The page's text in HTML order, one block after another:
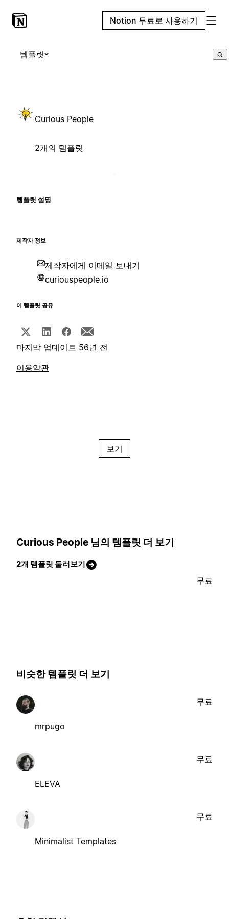
Notion 무료로 사용하기
템플릿
Curious People
2개의 템플릿
템플릿 설명
제작자 정보
제작자에게 이메일 보내기
curiouspeople.io
이 템플릿 공유
마지막 업데이트 56년 전
이용약관
보기
Curious People 님의 템플릿 더 보기
2개 템플릿 둘러보기
무료
비슷한 템플릿 더 보기
mrpugo
무료
ELEVA
무료
Minimalist Templates
무료